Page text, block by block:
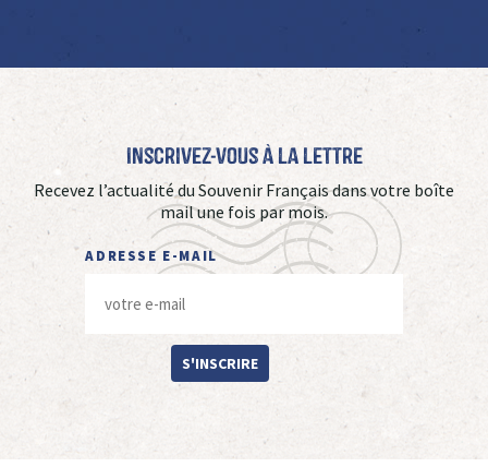
Inscrivez-vous à La Lettre
Recevez l’actualité du Souvenir Français dans votre boîte
mail une fois par mois.
ADRESSE E-MAIL
S'INSCRIRE